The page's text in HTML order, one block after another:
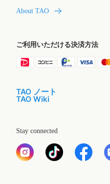
About TAO
ご利用いただける決済方法
TAO ノート
TAO Wiki
Stay connected